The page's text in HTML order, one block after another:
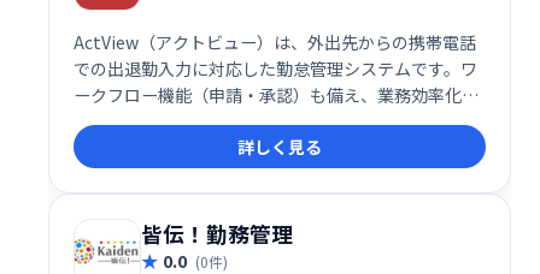
ActView（アクトビュー）は、外出先からの携帯電話
での出退勤入力に対応した勤怠管理システムです。ワ
ークフロー機能（申請・承認）も備え、業務効率化を
支援します。場所を選ばず、スムーズな勤怠管理と各
種申請を実現します。詳しく見る
皆伝！勤務管理
0.0 (0件)